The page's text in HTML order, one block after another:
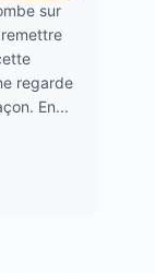
sur
regarde
En...